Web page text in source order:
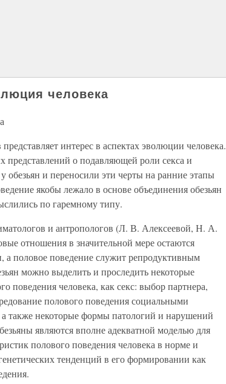
человека
интерес в аспектах эволюции человека.
представлений о подавляющей роли секса и
и переносили эти черты на ранние этапы
якобы лежало в основе объединения обезьян
по гаремному типу.
и антропологов (Л. В. Алексеевой, Н. А.
отношения в значительной мере остаются
а половое поведение служит репродуктивным
можно выделить и проследить некоторые
поведения человека, как секс: выбор партнера,
полового поведения социальными
также некоторые формы патологий и нарушений
являются вполне адекватной моделью для
полового поведения человека в норме и
тенденций в его формировании как